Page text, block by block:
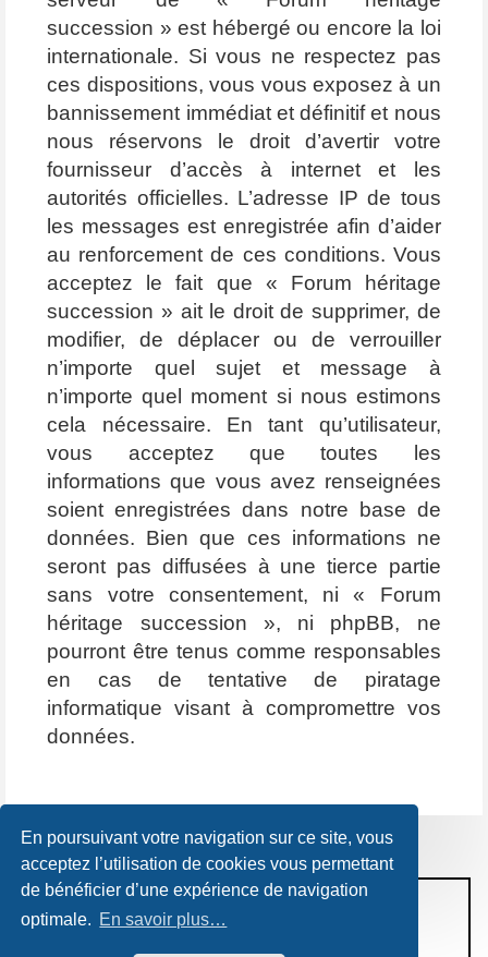
En poursuivant votre navigation sur ce site, vous
acceptez l’utilisation de cookies vous permettant
de bénéficier d’une expérience de navigation
optimale. En savoir plus…
succession » est hébergé ou encore la loi
internationale. Si vous ne respectez pas
ces dispositions, vous vous exposez à un
bannissement immédiat et définitif et nous
nous réservons le droit d’avertir votre
fournisseur d’accès à internet et les
autorités officielles. L’adresse IP de tous
les messages est enregistrée afin d’aider
au renforcement de ces conditions. Vous
acceptez le fait que « Forum héritage
succession » ait le droit de supprimer, de
modifier, de déplacer ou de verrouiller
n’importe quel sujet et message à
n’importe quel moment si nous estimons
cela nécessaire. En tant qu’utilisateur,
vous acceptez que toutes les
informations que vous avez renseignées
soient enregistrées dans notre base de
données. Bien que ces informations ne
seront pas diffusées à une tierce partie
sans votre consentement, ni « Forum
héritage succession », ni phpBB, ne
pourront être tenus comme responsables
en cas de tentative de piratage
informatique visant à compromettre vos
données.
CONDITIONS D’UTILISATION
POLITIQUE DE VIE PRIVÉE